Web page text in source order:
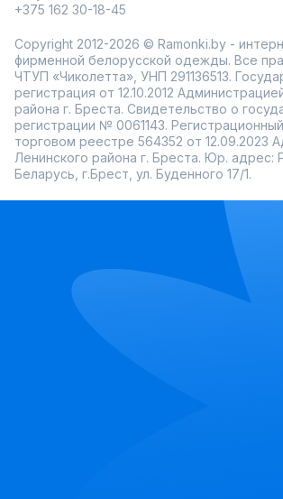
+375 162 30-18-45
Copyright 2012-2026 © Ramonki.by -
фирменной белорусской одежды. Все
ЧТУП «Чиколетта», УНП 291136513.
регистрация от 12.10.2012
района г. Бреста. Свидетельство о
регистрации № 0061143.
торговом реестре 564352 от 12.09.2023
Ленинского района г. Бреста. Юр. адрес:
Беларусь, г.Брест, ул. Буденного 17/1.